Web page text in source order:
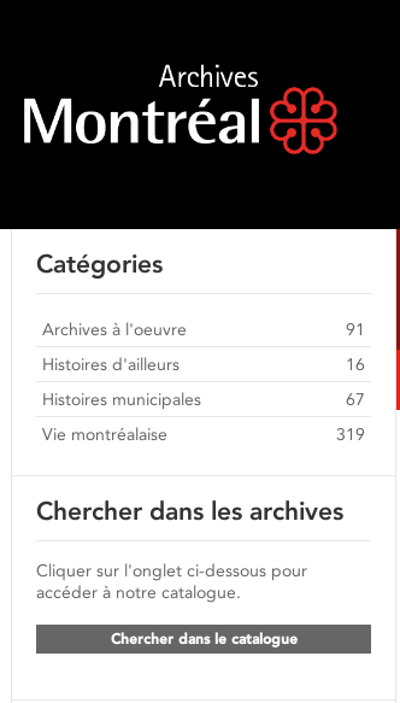
Catégories
Archives à l'oeuvre
91
Histoires d'ailleurs
16
Histoires municipales
67
Vie montréalaise
319
Chercher dans les archives
Cliquer sur l'onglet ci-dessous pour
accéder à notre catalogue.
Chercher dans le catalogue